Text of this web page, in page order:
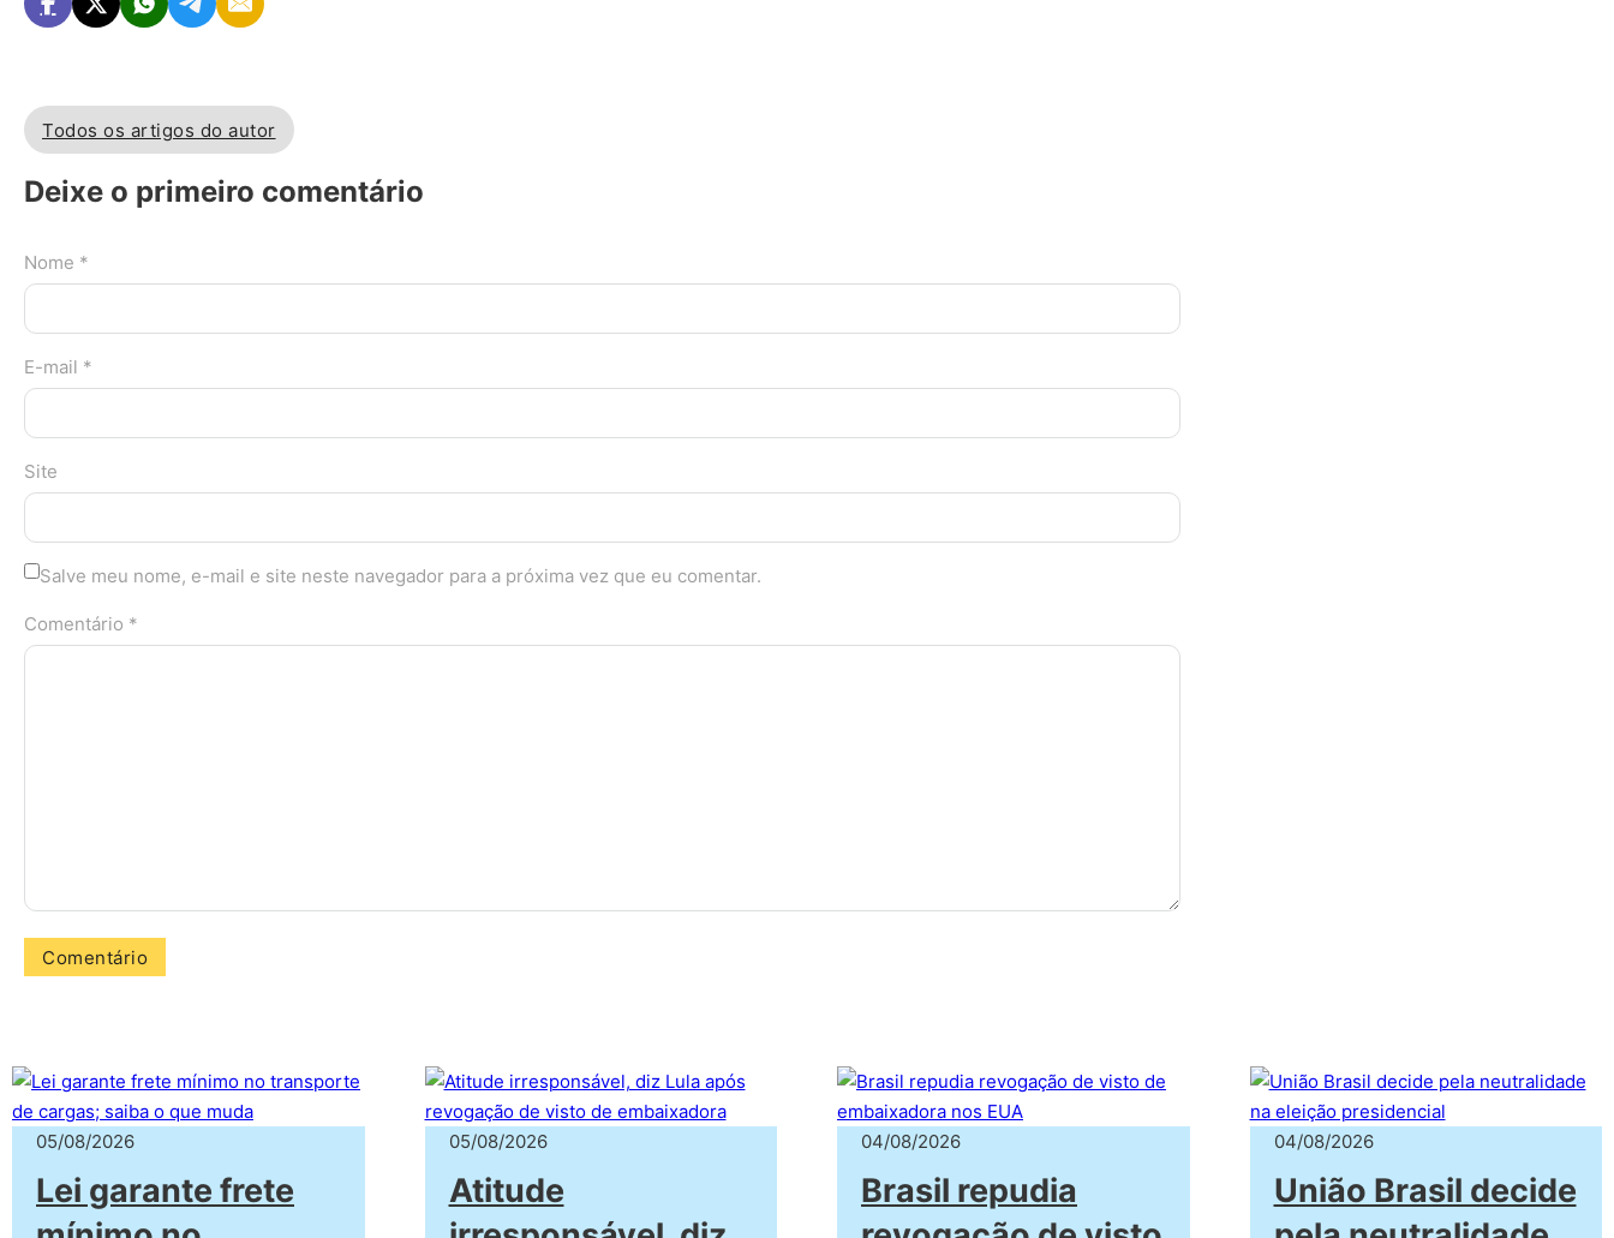
Todos os artigos do autor
Deixe o primeiro comentário
Nome *
E-mail *
Site
Salve meu nome, e-mail e site neste navegador para a próxima vez que eu comentar.
Comentário *
05/08/2026
Lei garante frete
05/08/2026
Atitude
04/08/2026
Brasil repudia
04/08/2026
União Brasil decide